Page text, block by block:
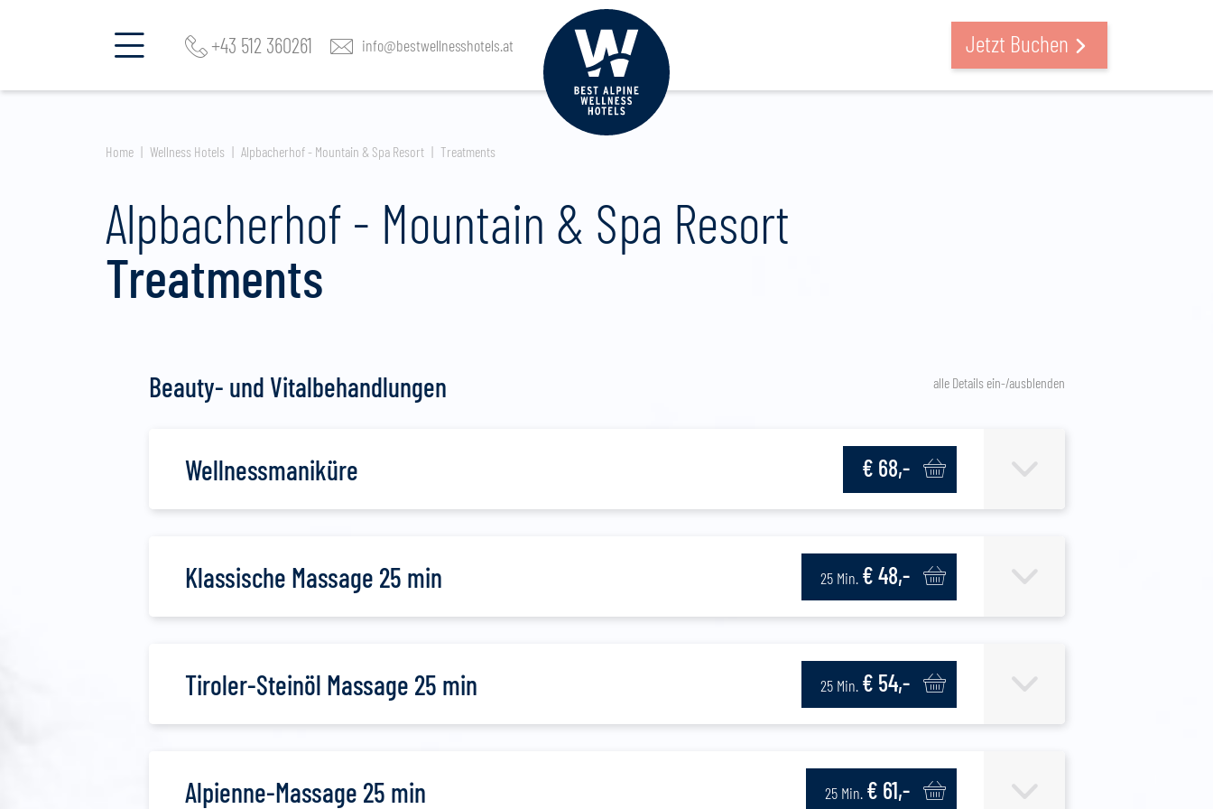
+43 512 360261 info@bestwellnesshotels.at Jetzt Buchen
Home Wellness Hotels Alpbacherhof - Mountain & Spa Resort Treatments
Alpbacherhof - Mountain & Spa Resort
Treatments
alle Details ein-/ausblenden
Beauty- und Vitalbehandlungen
Wellnessmaniküre € 68,-
Klassische Massage 25 min 25 Min. € 48,-
Tiroler-Steinöl Massage 25 min 25 Min. € 54,-
Alpienne-Massage 25 min 25 Min. € 61,-